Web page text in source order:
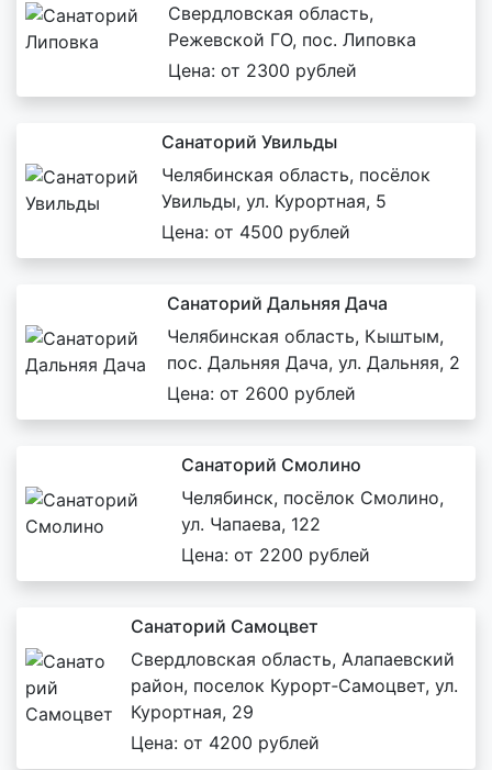
Свердловская область,
Режевской ГО, пос. Липовка
Цена: от 2300 рублей
Санаторий Увильды
Челябинская область, посёлок
Увильды, ул. Курортная, 5
Цена: от 4500 рублей
Санаторий Дальняя Дача
Челябинская область, Кыштым,
пос. Дальняя Дача, ул. Дальняя, 2
Цена: от 2600 рублей
Санаторий Смолино
Челябинск, посёлок Смолино,
ул. Чапаева, 122
Цена: от 2200 рублей
Санаторий Самоцвет
Свердловская область, Алапаевский
район, поселок Курорт‑Самоцвет, ул.
Курортная, 29
Цена: от 4200 рублей